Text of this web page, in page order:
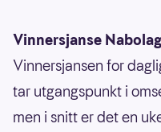
Vinnersjanse
Vinnersjansen for
tar utgangspunkt i
men i snitt er det en